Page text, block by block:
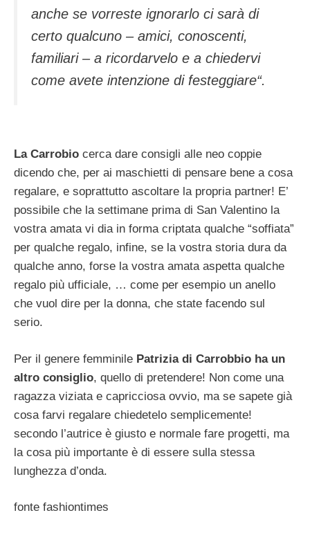
anche se vorreste ignorarlo ci sarà di
certo qualcuno – amici, conoscenti,
familiari – a ricordarvelo e a chiedervi
come avete intenzione di festeggiare“.
La Carrobio cerca dare consigli alle neo coppie
dicendo che, per ai maschietti di pensare bene a cosa
regalare, e soprattutto ascoltare la propria partner! E’
possibile che la settimane prima di San Valentino la
vostra amata vi dia in forma criptata qualche “soffiata”
per qualche regalo, infine, se la vostra storia dura da
qualche anno, forse la vostra amata aspetta qualche
regalo più ufficiale, … come per esempio un anello
che vuol dire per la donna, che state facendo sul
serio.
Per il genere femminile Patrizia di Carrobbio ha un
altro consiglio, quello di pretendere! Non come una
ragazza viziata e capricciosa ovvio, ma se sapete già
cosa farvi regalare chiedetelo semplicemente!
secondo l’autrice è giusto e normale fare progetti, ma
la cosa più importante è di essere sulla stessa
lunghezza d’onda.
fonte fashiontimes